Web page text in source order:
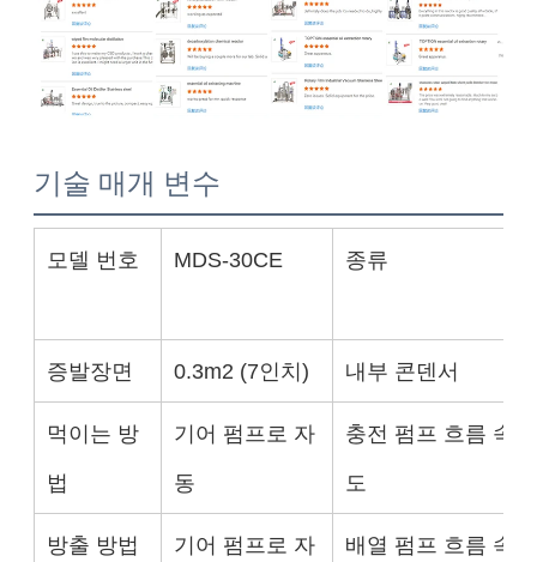
기술 매개 변수
모델 번호 MDS-30CE 종류
증발장면 0.3m2 (7인치) 내부 콘덴서
먹이는 방
법
기어 펌프로 자
동
충전 펌프 흐름 속
도
방출 방법
기어 펌프로 자
배열 펌프 흐름 속